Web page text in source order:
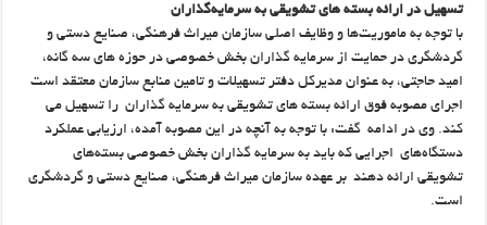
تسهیل در ارائه بسته های تشویقی به سرمایه‌گذاران
با توجه به ماموریت‌ها و وظایف اصلی سازمان میراث فرهنگی، صنایع دستی و
گردشگری در حمایت از سرمایه گذاران بخش خصوصی در حوزه های سه گانه،
امید حاجتی، به عنوان مدیرکل دفتر تسهیلات و تامین منابع سازمان معتقد است
اجرای مصوبه فوق ارائه بسته های تشویقی به سرمایه گذاران را تسهیل می
کند. وی در ادامه گفت: با توجه به آنچه در این مصوبه آمده، ارزیابی عملکرد
دستگاه‌های اجرایی که باید به سرمایه گذاران بخش خصوصی بسته‌های
تشویقی ارائه دهند بر عهده سازمان میراث فرهنگی، صنایع دستی و گردشگری
است.